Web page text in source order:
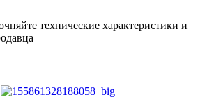
технические характеристики и